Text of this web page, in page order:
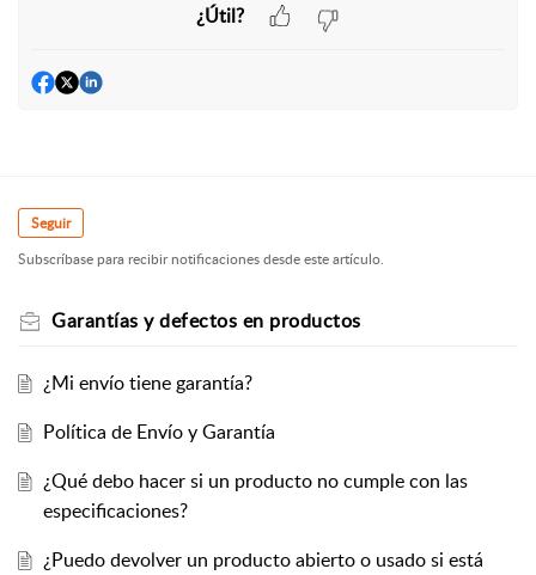
¿Útil?
Seguir
Subscríbase para recibir notificaciones desde este artículo.
Garantías y defectos en productos
¿Mi envío tiene garantía?
Política de Envío y Garantía
¿Qué debo hacer si un producto no cumple con las
especificaciones?
¿Puedo devolver un producto abierto o usado si está